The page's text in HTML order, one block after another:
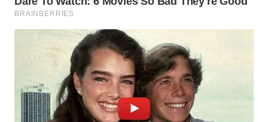
SERDANG
WN
TEBING
TINGGI
WN
PAKPAK